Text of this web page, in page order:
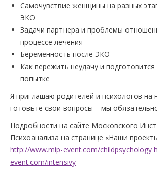
Самочувствие женщины на разных
ЭКО
Задачи партнера и проблемы
процессе лечения
Беременность после ЭКО
Как пережить неудачу и
попытке
Я приглашаю родителей и психологов на
готовьте свои вопросы – мы
Подробности на сайте Московского
Психоанализа на странице «Наши
http://www.mip-event.com/childpsychology
event.com/intensivy